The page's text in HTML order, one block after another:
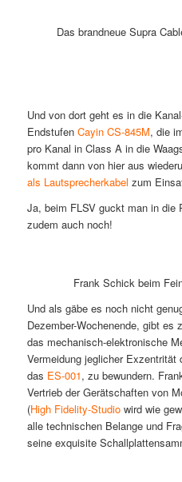
Das brandneue Supra
Und von dort geht es in die
Endstufen Cayin CS-845M, die
pro Kanal in Class A in die
kommt dann von hier aus
als Lautsprecherkabel zum
Ja, beim FLSV guckt man in die
zudem auch noch!
Frank Schick beim
Und als gäbe es noch nicht
Dezember-Wochenende, gibt
das mechanisch-elektronische
Vermeidung jeglicher Exzentrität
das ES-001, zu bewundern.
Vertrieb der Gerätschaften von
(High Fidelity-Studiowird wie
alle technischen Belange und
seine exquisite